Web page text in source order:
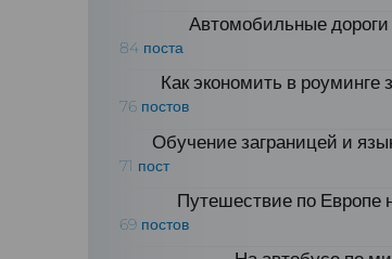
Автомобильные
84 поста
Как экономить в роуминге
76 постов
Обучение заграницей и
71 пост
Путешествие по Европе
69 постов